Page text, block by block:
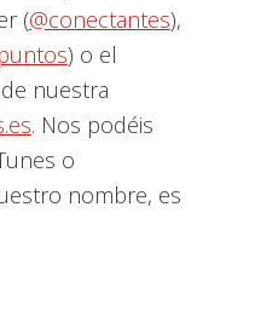
(@conectantes),
) o el
de nuestra
. Nos podéis
o
nombre, es